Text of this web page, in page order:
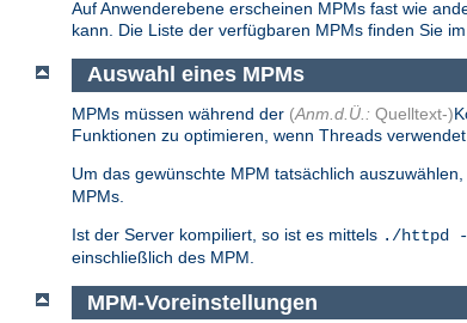
Auf Anwenderebene erscheinen MPMs fast wie
kann. Die Liste der verfügbaren MPMs finden Sie im
Auswahl eines MPMs
MPMs müssen während der (Anm.d.Ü.: Quelltext-)
Funktionen zu optimieren, wenn Threads
Um das gewünschte MPM tatsächlich
MPMs.
Ist der Server kompiliert, so ist es mittels ./httpd
einschließlich des MPM.
MPM-Voreinstellungen